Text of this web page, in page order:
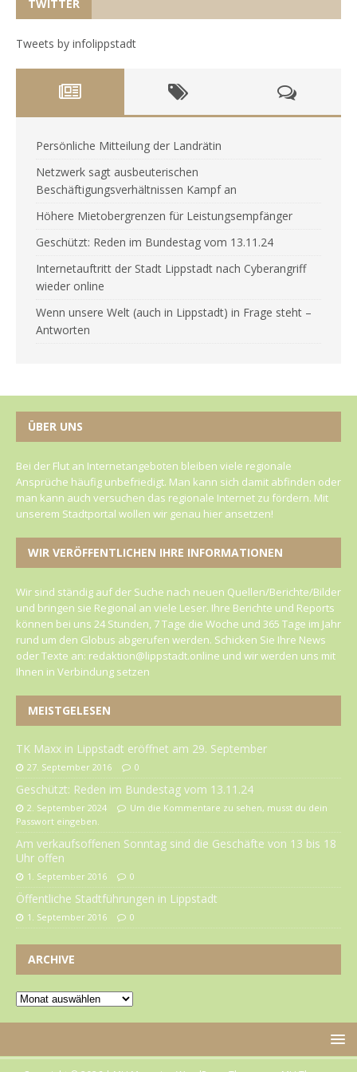
TWITTER
Tweets by infolippstadt
Persönliche Mitteilung der Landrätin
Netzwerk sagt ausbeuterischen
Beschäftigungsverhältnissen Kampf an
Höhere Mietobergrenzen für Leistungsempfänger
Geschützt: Reden im Bundestag vom 13.11.24
Internetauftritt der Stadt Lippstadt nach Cyberangriff
wieder online
Wenn unsere Welt (auch in Lippstadt) in Frage steht –
Antworten
ÜBER UNS
Bei der Flut an Internetangeboten bleiben viele regionale
Ansprüche häufig unbefriedigt. Man kann sich damit abfinden oder
man kann auch versuchen das regionale Internet zu fördern. Mit
unserem Stadtportal wollen wir genau hier ansetzen!
WIR VERÖFFENTLICHEN IHRE INFORMATIONEN
Wir sind ständig auf der Suche nach neuen Quellen/Berichte/Bilder
und bringen sie Regional an viele Leser. Ihre Berichte und Reports
können bei uns 24 Stunden, 7 Tage die Woche und 365 Tage im Jahr
rund um den Globus abgerufen werden. Schicken Sie Ihre News
oder Texte an: redaktion@lippstadt.online und wir werden uns mit
Ihnen in Verbindung setzen
MEISTGELESEN
TK Maxx in Lippstadt eröffnet am 29. September
27. September 2016 0
Geschützt: Reden im Bundestag vom 13.11.24
2. September 2024
Um die Kommentare zu sehen, musst du dein
Passwort eingeben.
Am verkaufsoffenen Sonntag sind die Geschäfte von 13 bis 18
Uhr offen
1. September 2016 0
Öffentliche Stadtführungen in Lippstadt
1. September 2016 0
ARCHIVE